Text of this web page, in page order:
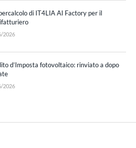
di IT4LIA AI Factory per il
2026
d’Imposta fotovoltaico: rinviato a dopo
2026